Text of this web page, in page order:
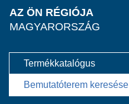
AZ ÖN RÉGIÓJA
MAGYARORSZÁG
Termékkatalógus
Bemutatóterem keresése